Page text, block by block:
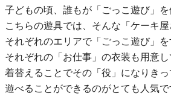
子どもの頃、誰もが「ごっこ遊び」
こちらの遊具では、そんな「ケーキ
それぞれのエリアで「ごっこ遊び」を
それぞれの「お仕事」の衣装も用意し
着替えることでその「役」になりきっ
遊べることができるのがとても人気で